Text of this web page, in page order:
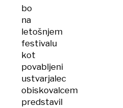
bo
na
letošnjem
festivalu
kot
povabljeni
ustvarjalec
obiskovalcem
predstavil